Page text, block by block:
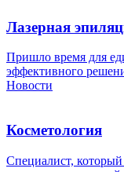
Лазерная
Пришло время для
эффективного
Новости
Косметология
Специалист,